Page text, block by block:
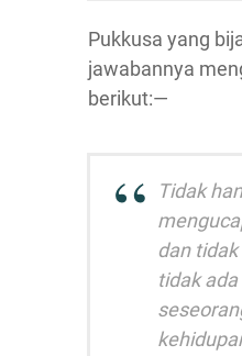
Pukkusa yang
jawabannya
berikut:—
Tidak
dan
tidak